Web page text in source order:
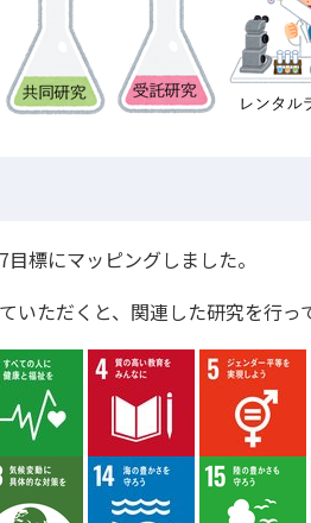
標にマッピングしました。
いただくと、関連した研究を行っ